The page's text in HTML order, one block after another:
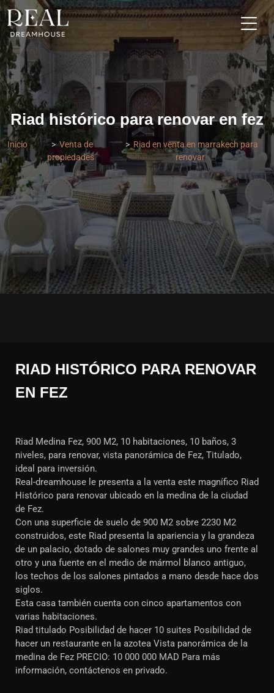
Riad histórico para renovar en fez
Inicio
Venta de
propiedades
Riad en venta en marrakech para
renovar
RIAD HISTÓRICO PARA RENOVAR
EN FEZ
Riad Medina Fez, 900 M2, 10 habitaciones, 10 baños, 3
niveles, para renovar, vista panorámica de Fez, Titulado,
ideal para inversión.
Real-dreamhouse le presenta a la venta este magnífico Riad
Histórico para renovar ubicado en la medina de la ciudad
de Fez.
Con una superficie de suelo de 900 M2 sobre 2230 M2
construidos, este Riad presenta la apariencia y la grandeza
de un palacio, dotado de salones muy grandes uno frente al
otro y una fuente en el medio de mármol blanco antiguo,
los techos de los salones pintados a mano desde hace dos
siglos.
Esta casa también cuenta con cinco apartamentos con
varias habitaciones.
Riad titulado Posibilidad de hacer 10 suites Posibilidad de
hacer un restaurante en la azotea Vista panorámica de la
medina de Fez PRECIO: 10 000 000 MAD Para más
información, contáctenos en privado.